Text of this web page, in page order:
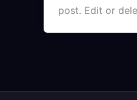
post. Edit or